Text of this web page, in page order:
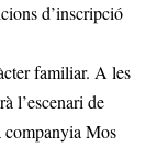
d’inscripció
familiar. A les
l’escenari de
companyia Mos